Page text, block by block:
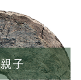
親子